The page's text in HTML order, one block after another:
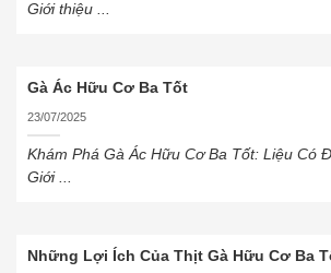
Giới thiệu ...
Gà Ác Hữu Cơ Ba Tốt
23/07/2025
Khám Phá Gà Ác Hữu Cơ Ba Tốt: Liệu Có
Giới ...
Những Lợi Ích Của Thịt Gà Hữu Cơ Ba